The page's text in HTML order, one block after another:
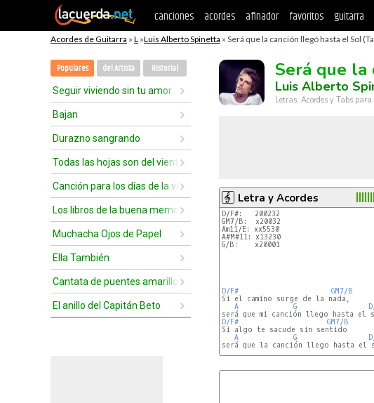
canciones acordes afinador favoritos guitarra
Acordes de Guitarra » L »Luis Alberto Spinetta » Será que la canción llegó hasta el Sol
Populares del Artista Historial
Seguir viviendo sin tu amor
Bajan
Durazno sangrando
Todas las hojas son del viento
Canción para los días de la vida
Los libros de la buena memoria
Muchacha Ojos de Papel
Ella También
Cantata de puentes amarillos
El anillo del Capitán Beto
Será que
Luis Alberto
Letras, Acordes y Tabs
Letra y Acordes
D/F#:   200232
GM7/B:  x20032
Am11/E: xx5530
A#M#11: x13230
G/B:    x20001
D/F#
GM7/B
Si el camino surge de la nada,
A
G
D/F#
GM7/B
Si algo te sacude sin sentido
A
G
será que la canción llego hasta el